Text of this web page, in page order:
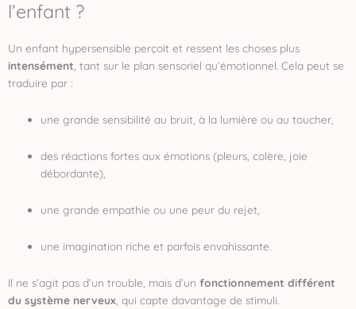
l’enfant ?
Un enfant hypersensible perçoit et ressent les choses plus
intensément , tant sur le plan sensoriel qu’émotionnel. Cela peut se
traduire par :
une grande sensibilité au bruit, à la lumière ou au toucher,
des réactions fortes aux émotions (pleurs, colère, joie
débordante),
une grande empathie ou une peur du rejet,
une imagination riche et parfois envahissante.
Il ne s’agit pas d’un trouble, mais d’un fonctionnement différent
du système nerveux , qui capte davantage de stimuli.